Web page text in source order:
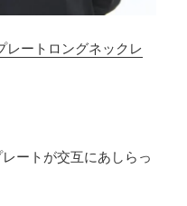
レートロングネックレ
ートが交互にあしらっ